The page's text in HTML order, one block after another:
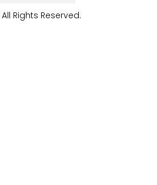
Rights Reserved.